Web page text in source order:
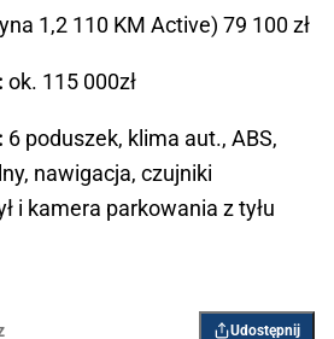
1,2 110 KM Active) 79 100 zł
ok. 115 000zł
6 poduszek, klima aut., ABS,
nawigacja, czujniki
i kamera parkowania z tyłu
Udostępnij